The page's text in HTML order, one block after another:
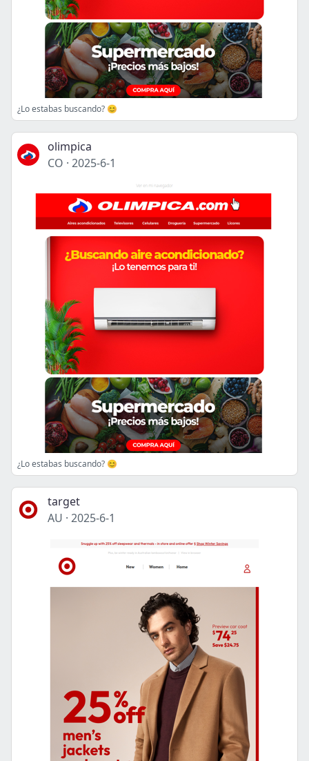
¿Lo estabas buscando? 😊
olimpica
CO · 2025-6-1
¿Lo estabas buscando? 😊
target
AU · 2025-6-1